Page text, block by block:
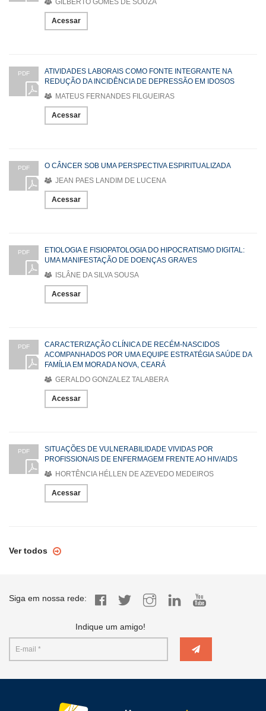
GILBERTO GOMES DE SOUZA
Acessar
PDF
ATIVIDADES LABORAIS COMO FONTE INTEGRANTE NA
REDUÇÃO DA INCIDÊNCIA DE DEPRESSÃO EM IDOSOS
MATEUS FERNANDES FILGUEIRAS
Acessar
PDF
O CÂNCER SOB UMA PERSPECTIVA ESPIRITUALIZADA
JEAN PAES LANDIM DE LUCENA
Acessar
PDF
ETIOLOGIA E FISIOPATOLOGIA DO HIPOCRATISMO DIGITAL:
UMA MANIFESTAÇÃO DE DOENÇAS GRAVES
ISLÂNE DA SILVA SOUSA
Acessar
PDF
CARACTERIZAÇÃO CLÍNICA DE RECÉM-NASCIDOS
ACOMPANHADOS POR UMA EQUIPE ESTRATÉGIA SAÚDE DA
FAMÍLIA EM MORADA NOVA, CEARÁ
GERALDO GONZALEZ TALABERA
Acessar
PDF
SITUAÇÕES DE VULNERABILIDADE VIVIDAS POR
PROFISSIONAIS DE ENFERMAGEM FRENTE AO HIV/AIDS
HORTÊNCIA HÉLLEN DE AZEVEDO MEDEIROS
Acessar
Ver todos
Siga em nossa rede:
Indique um amigo!